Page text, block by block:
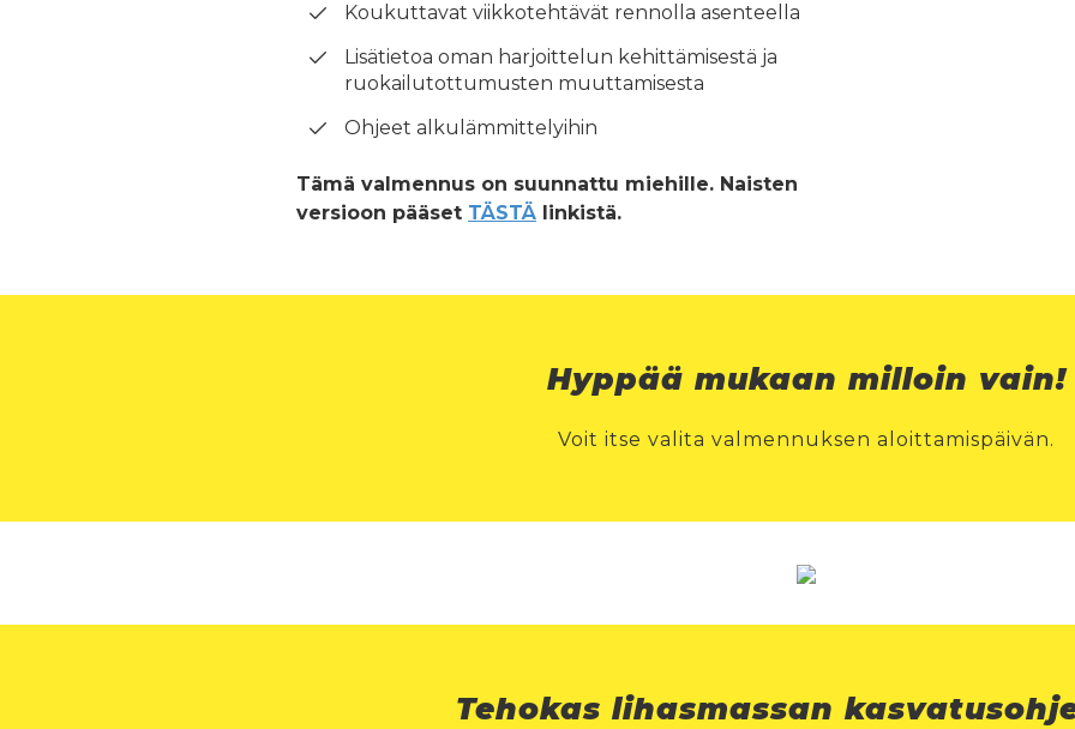
Koukuttavat viikkotehtävät rennolla asenteella
Lisätietoa oman harjoittelun kehittämisestä ja
ruokailutottumusten muuttamisesta
Ohjeet alkulämmittelyihin
Tämä valmennus on suunnattu miehille. Naisten
versioon pääset TÄSTÄ linkistä.
Hyppää mukaan milloin vain!
Voit itse valita valmennuksen aloittamispäivän.
Tehokas lihasmassan